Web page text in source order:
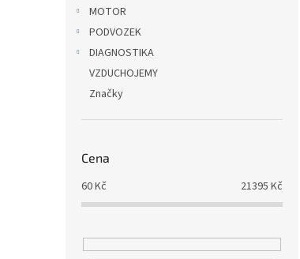
MOTOR
PODVOZEK
DIAGNOSTIKA
VZDUCHOJEMY
Značky
Cena
60Kč 21395 Kč